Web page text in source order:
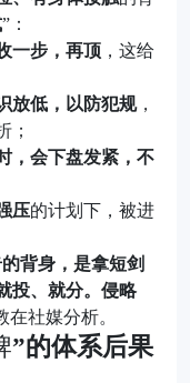
”：
一步，再顶 ，这给
放低，以防犯规，
；
，会下盘发紧，不
压的计划下，被进
背身，是拿短剑
投、就分。侵略
在社媒分析。
”的体系后果